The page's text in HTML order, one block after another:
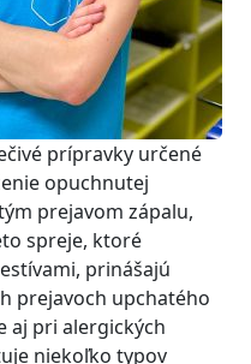
prípravky určené
opuchnutej
prejavom zápalu,
spreje, ktoré
prinášajú
prejavoch upchatého
aj pri alergických
niekoľko typov